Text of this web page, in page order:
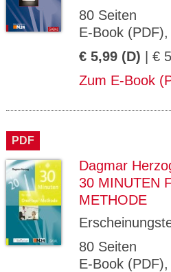
80 Seiten
E-Book
€ 5,99 (D) | €
Zum E-Book
PDF
Dagmar
30 MINUTEN
METHODE
80 Seiten
E-Book